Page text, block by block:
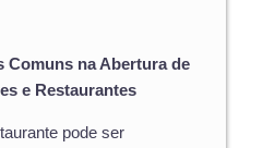
Comuns na Abertura de
e Restaurantes
pode ser